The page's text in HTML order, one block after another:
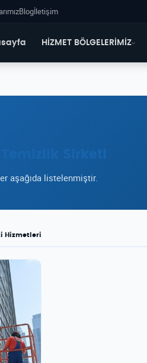
Blogİletişim
HİZMET BÖLGELERİMİZ
aşağıda listelenmiştir.
Hizmetleri